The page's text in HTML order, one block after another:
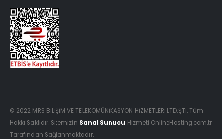
© 2022 MRS BİLİŞİM VE TELEKOMÜNİKASYON HİZMETLERİ LTD.ŞTİ. Tüm
Hakkı Saklıdır. Sitemizin Sanal Sunucu Hizmeti OnlineHosting.com.tr
Tarafından Sağlanmaktadır.